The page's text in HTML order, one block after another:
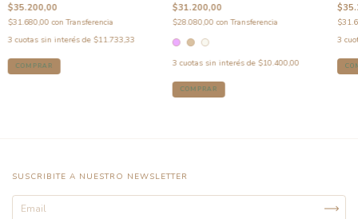
$35.200,00
$31.680,00con Transferencia
3 cuotas sin interés de $11.733,33
$31.200,00
$28.080,00con Transferencia
3 cuotas sin interés de $10.400,00
COMPRAR
3
SUSCRIBITE A NUESTRO NEWSLETTER